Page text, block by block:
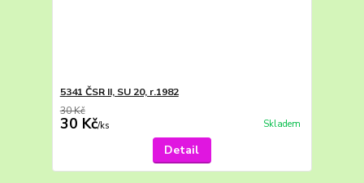
5341 ČSR II, SU 20, r.1982
30 Kč
30 Kč/ks Skladem
Detail